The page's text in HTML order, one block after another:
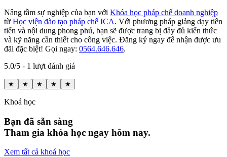
Nâng tầm sự nghiệp của bạn với Khóa học pháp chế doanh nghiệp
từ Học viện đào tạo pháp chế ICA. Với phương pháp giảng dạy tiên
tiến và nội dung phong phú, bạn sẽ được trang bị đầy đủ kiến thức
và kỹ năng cần thiết cho công việc. Đăng ký ngay để nhận được ưu
đãi đặc biệt! Gọi ngay: 0564.646.646.
5.0/5 - 1 lượt đánh giá
★ ★ ★ ★ ★
Khoá học
Bạn đã sẵn sàng
Tham gia khóa học ngay hôm nay.
Xem tất cả khoá học